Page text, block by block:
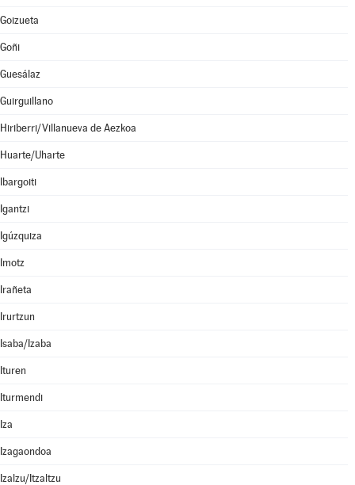
Goizueta
Goñi
Guesálaz
Guirguillano
Hiriberri/Villanueva de Aezkoa
Huarte/Uharte
Ibargoiti
Igantzi
Igúzquiza
Imotz
Irañeta
Irurtzun
Isaba/Izaba
Ituren
Iturmendi
Iza
Izagaondoa
Izalzu/Itzaltzu